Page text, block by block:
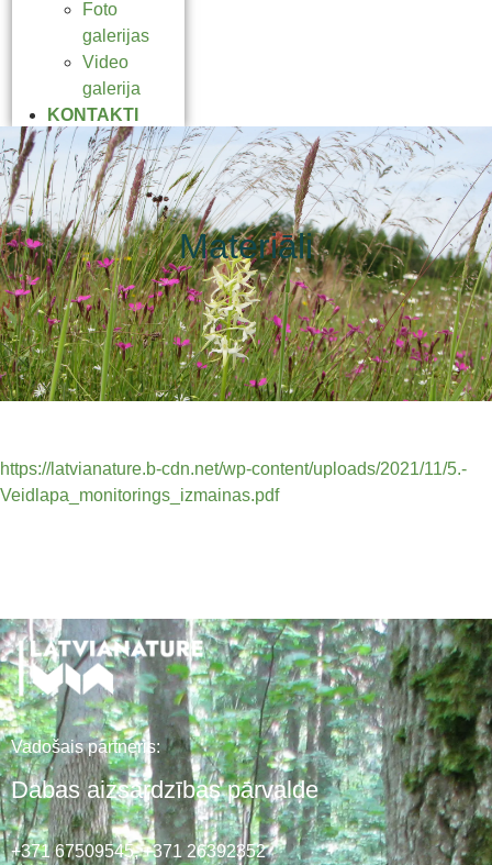
Foto
galerijas
Video
galerija
KONTAKTI
Materiāli
https://latvianature.b-cdn.net/wp-content/uploads/2021/11/5.-
Veidlapa_monitorings_izmainas.pdf
Vadošais partneris:
Dabas aizsardzības pārvalde
+371 67509545,+371 26392352